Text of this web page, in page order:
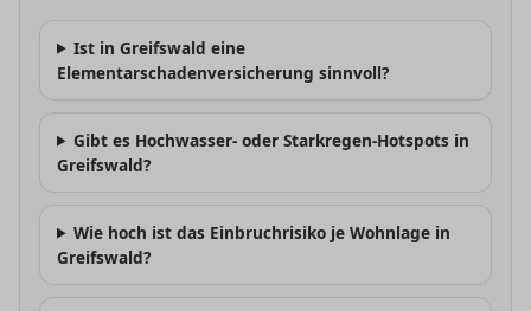
Ist in Greifswald eine
Elementarschadenversicherung sinnvoll?
Gibt es Hochwasser- oder Starkregen-Hotspots in
Greifswald?
Wie hoch ist das Einbruchrisiko je Wohnlage in
Greifswald?